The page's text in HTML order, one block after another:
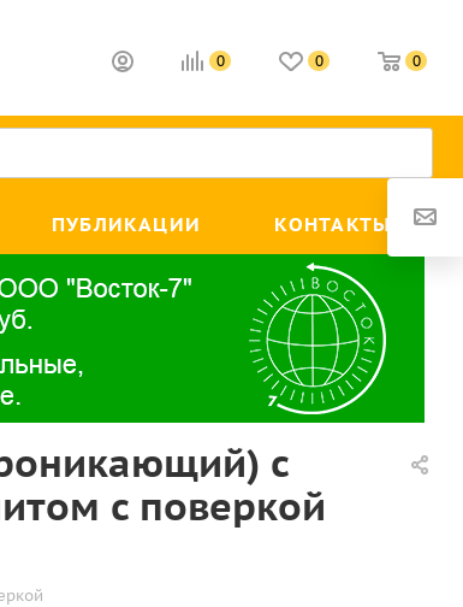
0 0 0
ПУБЛИКАЦИИ КОНТАКТЫ
с
с поверкой